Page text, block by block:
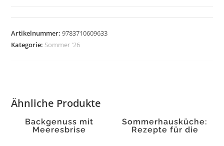
Artikelnummer:9783710609633
Kategorie: Sommer '26
Ähnliche Produkte
Backgenuss mit
Meeresbrise
Sommerhausküche:
Rezepte für die
schönste Zeit im